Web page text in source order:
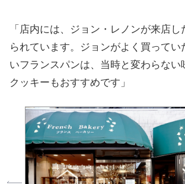
「店内には、ジョン・レノンが来店
られています。ジョンがよく買ってい
いフランスパンは、当時と変わらない
クッキーもおすすめです」